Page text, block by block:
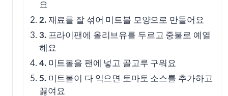
요
2.재료를 잘 섞어 미트볼 모양으로 만들어요
3.프라이팬에 올리브유를 두르고 중불로 예열
해요
4.미트볼을 팬에 넣고 골고루 구워요
5.미트볼이 다 익으면 토마토 소스를 추가하고
끓여요